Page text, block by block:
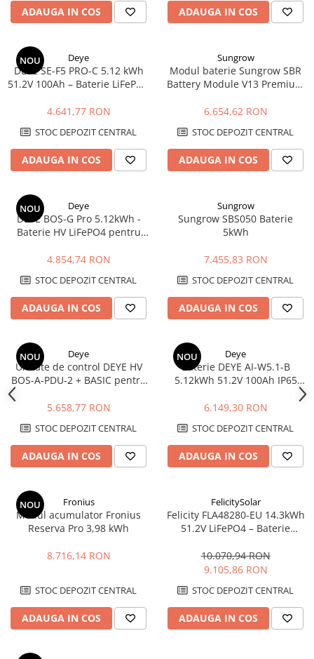
Bec LED
Halogen
Corpuri de iluminat decorative
Corpuri iluminat interior
Lampa de birou/veioza
Lampa de veghe
Lustra/pendul dulie
Lustra/pendul LED
Plafoniera LED
Aplica dulie
Corpuri solare
Corpuri solare decorative
Iluminat festiv
Lanterne
Stalpi de iluminat
Stalpi retele electrice
Scule de mana si unelte
Sisteme de incalzire
Automatizari
Montaj
ADAUGA IN COS ADAUGA IN COS
NOU Deye
DEYE SE-F5 PRO-C 5.12 kWh
51.2V 100Ah – Baterie LiFePO4
4.641,77 RON
STOC DEPOZIT CENTRAL
ADAUGA IN COS
Sungrow
Modul baterie Sungrow SBR
Battery Module V13 Premium
6.654,62 RON
STOC DEPOZIT CENTRAL
ADAUGA IN COS
NOU Deye
DEYE BOS-G Pro 5.12kWh -
Baterie HV LiFePO4 pentru
4.854,74 RON
STOC DEPOZIT CENTRAL
ADAUGA IN COS
Sungrow
Sungrow SBS050 Baterie
5kWh
7.455,83 RON
STOC DEPOZIT CENTRAL
ADAUGA IN COS
NOU Deye
Unitate de control DEYE HV
BOS-A-PDU-2 + BASIC pentru
5.658,77 RON
STOC DEPOZIT CENTRAL
ADAUGA IN COS
NOU Deye
Baterie DEYE AI-W5.1-B
5.12kWh 51.2V 100Ah IP65
6.149,30 RON
STOC DEPOZIT CENTRAL
ADAUGA IN COS
NOU Fronius
Modul acumulator Fronius
Reserva Pro 3,98 kWh
8.716,14 RON
STOC DEPOZIT CENTRAL
ADAUGA IN COS
FelicitySolar
Felicity FLA48280-EU 14.3kWh
51.2V LiFePO4 – Baterie
Scalabilă
10.070,94 RON
9.105,86 RON
STOC DEPOZIT CENTRAL
ADAUGA IN COS